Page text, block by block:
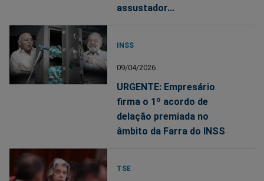
assustador...
INSS
09/04/2026
URGENTE: Empresário
firma o 1º acordo de
delação premiada no
âmbito da Farra do INSS
TSE